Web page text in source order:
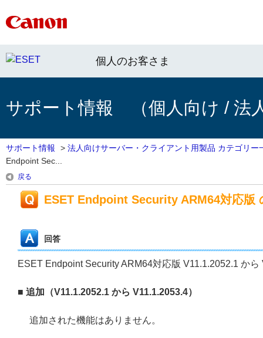
個人のお客さま
サポート情報 （個人向け / 法
サポート情報 > 法人向けサーバー・クライアント用製品 カテゴリー
Endpoint Sec...
戻る
ESET Endpoint Security ARM64対応版
回答
ESET Endpoint Security ARM64対応版 V11.1.2052.1 か
■ 追加（V11.1.2052.1 から V11.1.2053.4）
追加された機能はありません。